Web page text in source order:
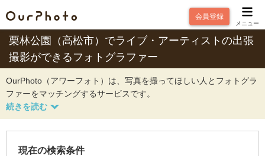
会員登録
メニュー
栗林公園（高松市）でライブ・アーティストの出張
撮影ができるフォトグラファー
OurPhoto（アワーフォト）は、写真を撮ってほしい人とフォトグラ
ファーをマッチングするサービスです。
現在の検索条件